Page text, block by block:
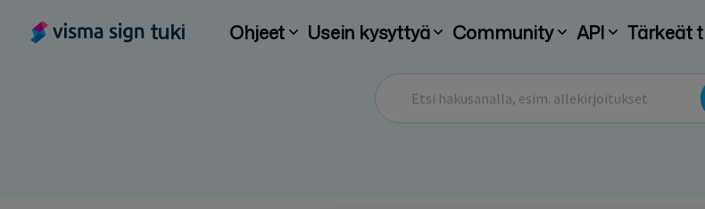
tuki Ohjeet Usein kysyttyä Community API Tärkeät